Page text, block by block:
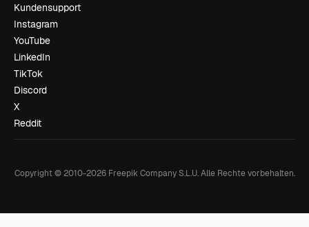
Kundensupport
Instagram
YouTube
LinkedIn
TikTok
Discord
X
Reddit
Copyright © 2010-2026Freepik Company S.L.U. Alle Rechte vorbehalten.